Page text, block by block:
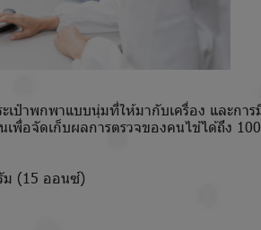
ป๋าพกพาแบบนุ่มที่ให้มากับเครื่อง และกา
พื่อจัดเก็บผลการตรวจของคนไข้ได้ถึง
ม (15 ออนซ์)